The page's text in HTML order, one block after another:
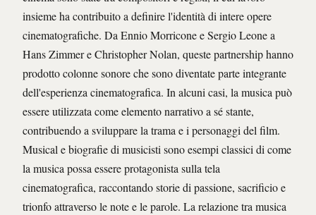
insieme ha contribuito a definire l'identità di intere opere
cinematografiche. Da Ennio Morricone e Sergio Leone a
Hans Zimmer e Christopher Nolan, queste partnership hanno
prodotto colonne sonore che sono diventate parte integrante
dell'esperienza cinematografica. In alcuni casi, la musica può
essere utilizzata come elemento narrativo a sé stante,
contribuendo a sviluppare la trama e i personaggi del film.
Musical e biografie di musicisti sono esempi classici di come
la musica possa essere protagonista sulla tela
cinematografica, raccontando storie di passione, sacrificio e
trionfo attraverso le note e le parole. La relazione tra musica